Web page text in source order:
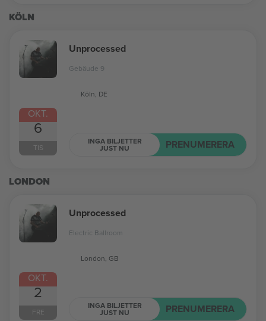
KÖLN
OKT.
6
TIS
Unprocessed
Gebäude 9
Köln, DE
INGA BILJETTER
JUST NU PRENUMERERA
LONDON
OKT.
2
FRE
Unprocessed
Electric Ballroom
London, GB
INGA BILJETTER
JUST NU PRENUMERERA